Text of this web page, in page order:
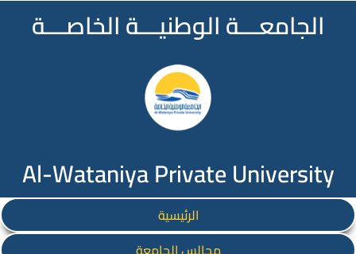
الجامعـــة الوطنيـــة الخاصـــة
Al-Wataniya Private University
الرئيسية